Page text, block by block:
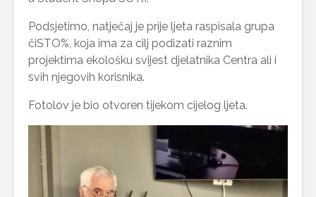
Podsjetimo, natječaj je prije ljeta raspisala grupa
čiSTO%, koja ima za cilj podizati raznim
projektima ekološku svijest djelatnika Centra ali i
svih njegovih korisnika.
Fotolov je bio otvoren tijekom cijelog ljeta.